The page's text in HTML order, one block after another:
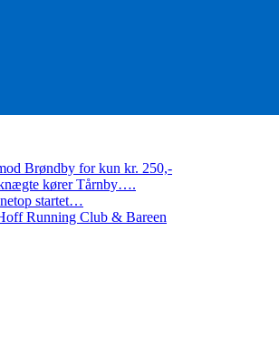
Brøndby for kun kr. 250,-
knægte kører Tårnby….
startet…
Running Club & Bareen